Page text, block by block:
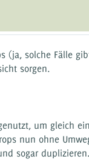
(ja, solche Fälle
sorgen.
um gleich
nun ohne
sogar